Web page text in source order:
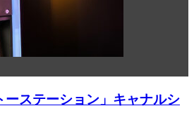
ーステーション」キャナルシ